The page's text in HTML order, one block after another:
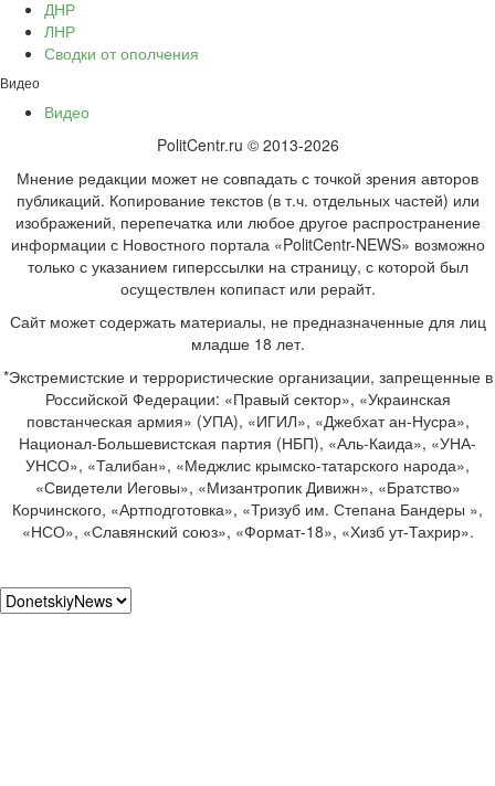
ДНР
ЛНР
Сводки от ополчения
Видео
Видео
PolitCentr.ru © 2013-2026
Мнение редакции может не совпадать с точкой зрения авторов
публикаций. Копирование текстов (в т.ч. отдельных частей) или
изображений, перепечатка или любое другое распространение
информации с Новостного портала «PolitCentr-NEWS» возможно
только с указанием гиперссылки на страницу, с которой был
осуществлен копипаст или рерайт.
Сайт может содержать материалы, не предназначенные для лиц
младше 18 лет.
*Экстремистские и террористические организации, запрещенные в
Российской Федерации: «Правый сектор», «Украинская
повстанческая армия» (УПА), «ИГИЛ», «Джебхат ан-Нусра»,
Национал-Большевистская партия (НБП), «Аль-Каида», «УНА-
УНСО», «Талибан», «Меджлис крымско-татарского народа»,
«Свидетели Иеговы», «Мизантропик Дивижн», «Братство»
Корчинского, «Артподготовка», «Тризуб им. Степана Бандеры »,
«НСО», «Славянский союз», «Формат-18», «Хизб ут-Тахрир».